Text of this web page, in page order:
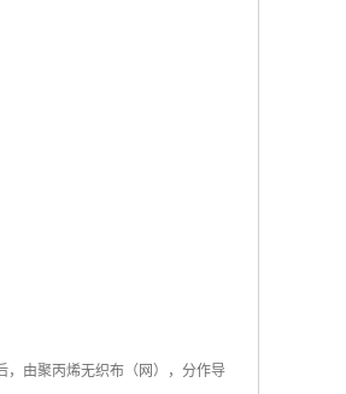
，由聚丙烯无织布（网），分作导